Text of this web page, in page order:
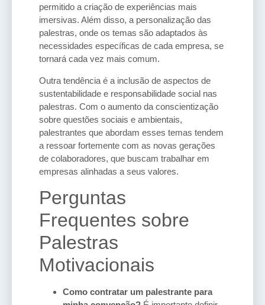
permitido a criação de experiências mais
imersivas. Além disso, a personalização das
palestras, onde os temas são adaptados às
necessidades específicas de cada empresa, se
tornará cada vez mais comum.
Outra tendência é a inclusão de aspectos de
sustentabilidade e responsabilidade social nas
palestras. Com o aumento da conscientização
sobre questões sociais e ambientais,
palestrantes que abordam esses temas tendem
a ressoar fortemente com as novas gerações
de colaboradores, que buscam trabalhar em
empresas alinhadas a seus valores.
Perguntas
Frequentes sobre
Palestras
Motivacionais
Como contratar um palestrante para